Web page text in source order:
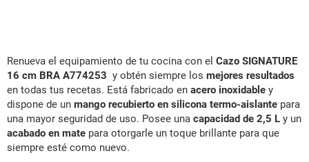
Renueva el equipamiento de tu cocina con el Cazo SIGNATURE
16 cm BRA A774253 y obtén siempre los mejores resultados
en todas tus recetas. Está fabricado en acero inoxidable y
dispone de un mango recubierto en silicona termo-aislante para
una mayor seguridad de uso. Posee una capacidad de 2,5 L y un
acabado en mate para otorgarle un toque brillante para que
siempre esté como nuevo.